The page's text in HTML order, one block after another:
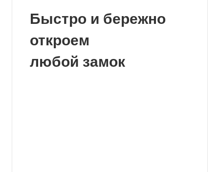
Быстро и бережно
откроем
любой замок